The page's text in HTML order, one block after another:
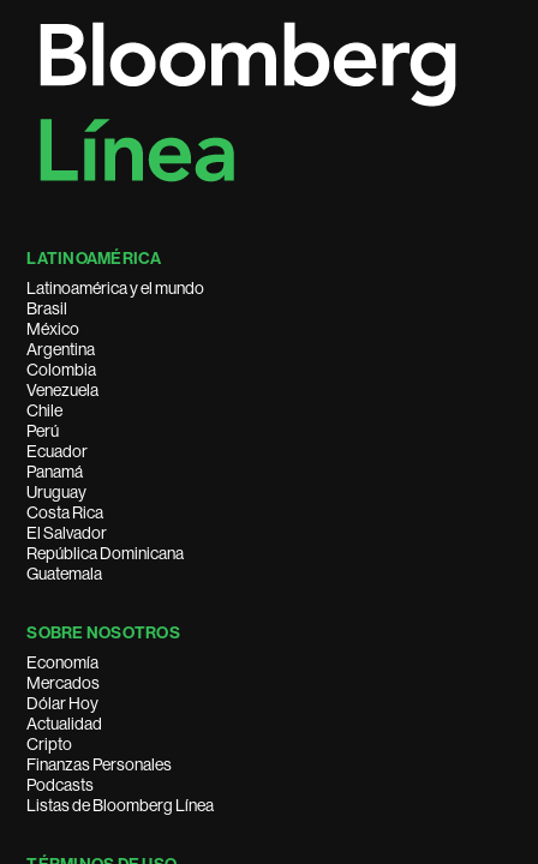
LATINOAMÉRICA
Latinoamérica y el mundo
Brasil
México
Argentina
Colombia
Venezuela
Chile
Perú
Ecuador
Panamá
Uruguay
Costa Rica
El Salvador
República Dominicana
Guatemala
SOBRE NOSOTROS
Economía
Mercados
Dólar Hoy
Actualidad
Cripto
Finanzas Personales
Podcasts
Listas de Bloomberg Línea